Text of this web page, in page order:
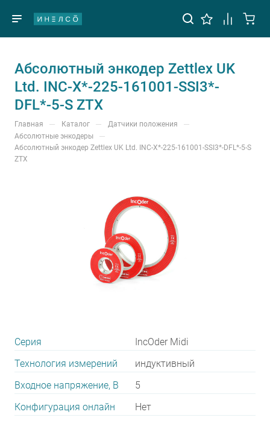
Абсолютный энкодер Zettlex UK
Ltd. INC-X*-225-161001-SSI3*-
DFL*-5-S ZTX
Главная — Каталог — Датчики положения —
Абсолютные энкодеры —
Абсолютный энкодер Zettlex UK Ltd. INC-X*-225-161001-SSI3*-DFL*-5-S
ZTX
Серия
IncOder Midi
Технология измерений
индуктивный
Входное напряжение, В
5
Конфигурация онлайн
Нет